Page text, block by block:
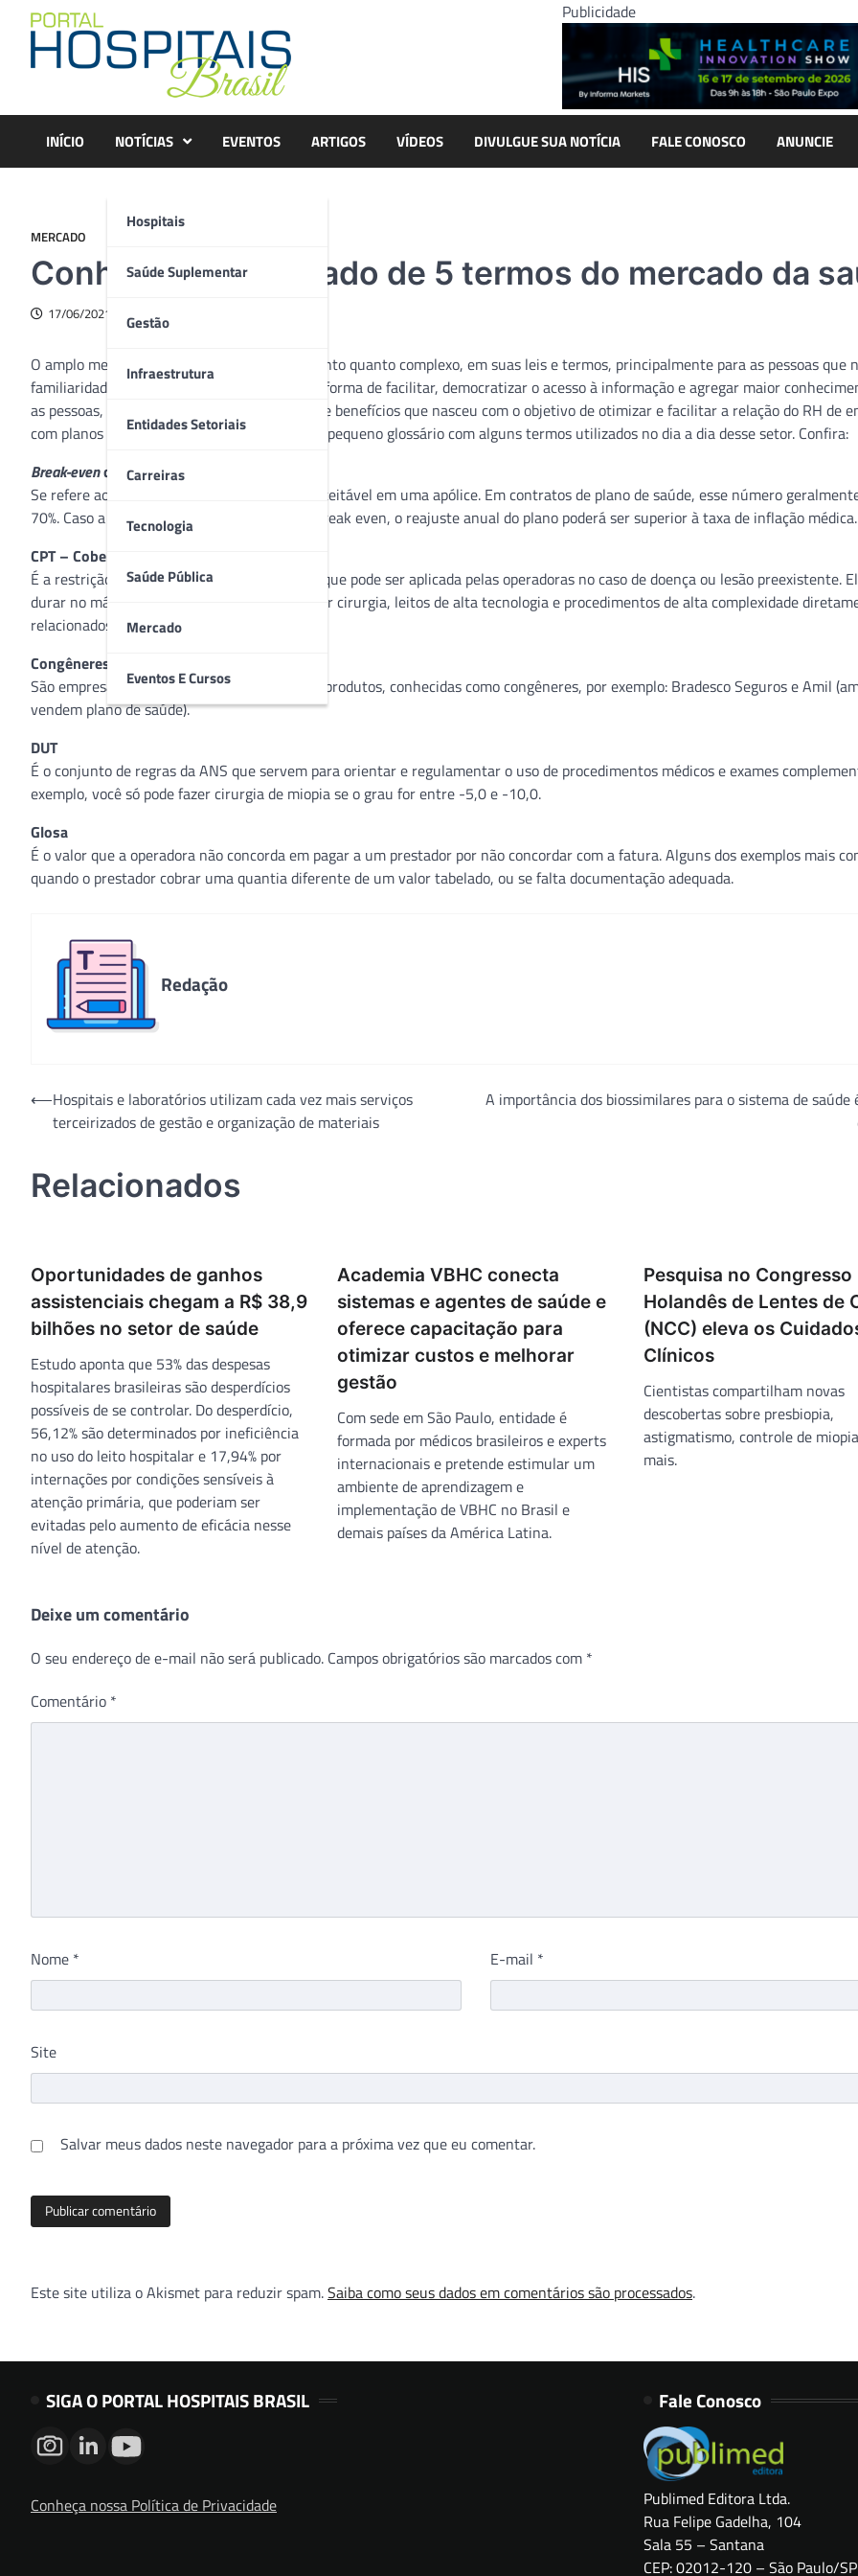
content
Publicidade
INÍCIO NOTÍCIAS
Hospitais
Saúde Suplementar
Gestão
Infraestrutura
Entidades Setoriais
Carreiras
Tecnologia
Saúde Pública
Mercado
Eventos E Cursos
EVENTOS ARTIGOS VÍDEOS DIVULGUE SUA NOTÍCIA FALE CONOSCO ANUNCIE
MERCADO
Conheça o significado de 5 termos do mercado da
17/06/2021
O amplo mercado de saúde tende a ser um tanto quanto complexo, em suas leis e termos, principalmente para as pessoas que
familiaridade com o tema. Pensando em uma forma de facilitar, democratizar o acesso à informação e agregar maior
as pessoas, a Pipo Saúde, startup de gestão de benefícios que nasceu com o objetivo de otimizar e facilitar a relação do RH de
com planos e serviços de saúde, preparou um pequeno glossário com alguns termos utilizados no dia a dia desse setor. Confira:
Break-evenda apólice
Se refere ao valor máximo de sinistralidade aceitável em uma apólice. Em contratos de plano de saúde, esse número
70%. Caso a sinistralidade passe do valor do break even, o reajuste anual do plano poderá ser superior à taxa de inflação médica.
CPT – Cobertura Parcial Temporária
É a restrição na cobertura do plano de saúde que pode ser aplicada pelas operadoras no caso de doença ou lesão preexistente.
durar no máximo 24 meses e só pode abranger cirurgia, leitos de alta tecnologia e procedimentos de alta complexidade
relacionados à doença ou lesão preexistente.
Congêneres
São empresas que comercializam os mesmos produtos, conhecidas como congêneres, por exemplo: Bradesco Seguros e Amil
vendem plano de saúde).
DUT
É o conjunto de regras da ANS que servem para orientar e regulamentar o uso de procedimentos médicos e exames
exemplo, você só pode fazer cirurgia de miopia se o grau for entre -5,0 e -10,0.
Glosa
É o valor que a operadora não concorda em pagar a um prestador por não concordar com a fatura. Alguns dos exemplos mais
quando o prestador cobrar uma quantia diferente de um valor tabelado, ou se falta documentação adequada.
Redação
Navegação
⟵Hospitais e laboratórios utilizam cada vez mais serviços
terceirizados de gestão e organização de materiais
A importância dos biossimilares para o sistema de saúde
Relacionados
Oportunidades de ganhos
assistenciais chegam a R$ 38,9
bilhões no setor de saúde
Estudo aponta que 53% das despesas
hospitalares brasileiras são desperdícios
possíveis de se controlar. Do desperdício,
56,12% são determinados por ineficiência
no uso do leito hospitalar e 17,94% por
internações por condições sensíveis à
atenção primária, que poderiam ser
evitadas pelo aumento de eficácia nesse
nível de atenção.
Academia VBHC conecta
sistemas e agentes de saúde e
oferece capacitação para
otimizar custos e melhorar
gestão
Com sede em São Paulo, entidade é
formada por médicos brasileiros e experts
internacionais e pretende estimular um
ambiente de aprendizagem e
implementação de VBHC no Brasil e
demais países da América Latina.
Pesquisa no Congresso
Holandês de Lentes de
(NCC) eleva os
Clínicos
Cientistas compartilham novas
descobertas sobre presbiopia,
astigmatismo, controle de
mais.
Deixe um comentário
O seu endereço de e-mail não será publicado. Campos obrigatórios são marcados com *
Comentário *
Nome * E-mail *
Site
Salvar meus dados neste navegador para a próxima vez que eu comentar.
Este site utiliza o Akismet para reduzir spam.Saiba como seus dados em comentários são processados.
SIGA O PORTAL HOSPITAIS BRASIL
Conheça nossa Política de Privacidade
Fale Conosco
Publimed Editora Ltda.
Rua Felipe Gadelha, 104
Sala 55 – Santana
CEP: 02012-120 – São Paulo/SP